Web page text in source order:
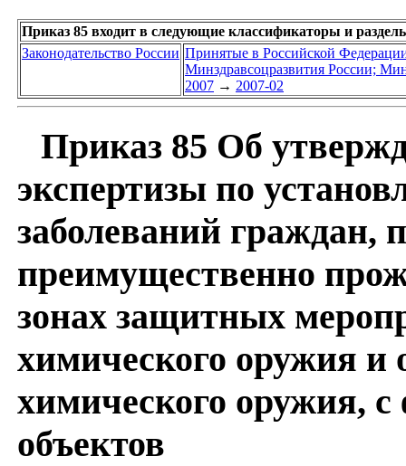
Приказ 85 входит в следующие классификаторы и
Законодательство России Принятые в Российской
Минздравсоцразвития России;
2007 → 2007-02
Приказ 85 Об
экспертизы по
заболеваний граждан,
преимущественно
зонах защитных
химического оружия и
химического оружия,
объектов